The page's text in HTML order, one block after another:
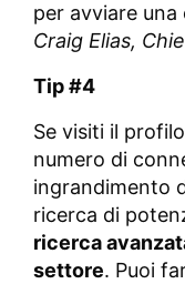
per avviare
Craig Elias,
Tip #4
Se visiti il
numero di
ingrandimento
ricerca di
ricerca
settore. Puoi